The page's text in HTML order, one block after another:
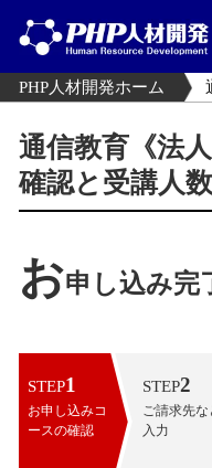
PHP人材開発ホーム
通信教育《法
確認と受講人
お申し込み完
STEP1
お申し込みコ
ースの確認
STEP2
ご請求先な
入力